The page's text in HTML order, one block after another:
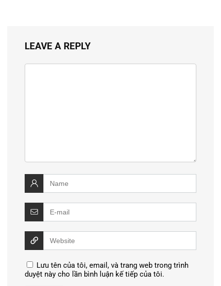
LEAVE A REPLY
Lưu tên của tôi, email, và trang web trong trình
duyệt này cho lần bình luận kế tiếp của tôi.